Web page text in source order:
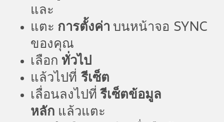
และ
แตะ การตั้งค่า บนหน้าจอ SYNC
ของคุณ
เลือก ทั่วไป
แล้วไปที่ รีเซ็ต
เลื่อนลงไปที่ รีเซ็ตข้อมูล
หลัก แล้วแตะ